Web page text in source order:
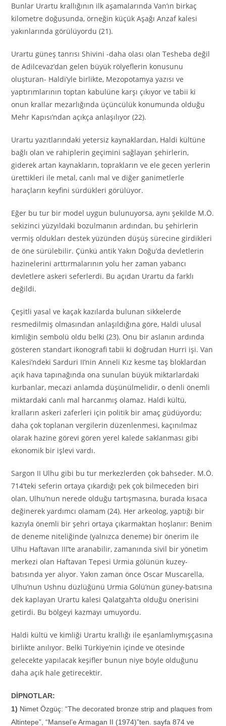
Bunlar Urartu krallığının ilk aşamalarında Van’ın birkaç
kilometre doğusunda, örneğin küçük Aşağı Anzaf kalesi
yakınlarında görülüyordu (21).
Urartu güneş tanrısı Shivini -daha olası olan Tesheba değil
de Adilcevaz’dan gelen büyük rölyeflerin konusunu
oluşturan- Haldi’yle birlikte, Mezopotamya yazısı ve
yaptırımlarının toptan kabulüne karşı çıkıyor ve tabii ki
onun krallar mezarlığında üçüncülük konumunda olduğu
Mehr Kapısı’ndan açıkça anlaşılıyor (22).
Urartu yazıtlarındaki yetersiz kaynaklardan, Haldi kültüne
bağlı olan ve rahiplerin geçimini sağlayan şehirlerin,
giderek artan kaynakların, toprakların ve ele gecen yerlerin
ürettikleri ile metal, canlı mal ve diğer ganimetlerle
haraçların keyfini sürdükleri görülüyor.
Eğer bu tur bir model uygun bulunuyorsa, aynı şekilde M.Ö.
sekizinci yüzyıldaki bozulmanın ardından, bu şehirlerin
vermiş oldukları destek yüzünden düşüş sürecine girdikleri
de öne sürülebilir. Çünkü antik Yakın Doğu’da devletlerin
hazinelerini arttırmalarının yolu her zaman yabancı
devletlere askeri seferlerdi. Bu açıdan Urartu da farklı
değildi.
Çeşitli yasal ve kaçak kazılarda bulunan sikkelerde
resmedilmiş olmasından anlaşıldığına göre, Haldi ulusal
kimliğin sembolü oldu belki (23). Onu bir aslanın ardında
gösteren standart ikonografi tabii ki doğrudan Hurri işi. Van
Kalesi’ndeki Sarduri II’nin Anneli Kız kesme taş bloklardan
açık hava tapınağında ona sunulan büyük miktarlardaki
kurbanlar, mecazi anlamda düşünülmelidir, o denli önemli
miktardaki canlı mal harcanmış olamaz. Haldi kültü,
kralların askeri zaferleri için politik bir amaç güdüyordu;
daha çok toplanan vergilerin düzenlenmesi, kaçınılmaz
olarak hazine görevi gören yerel kalede saklanması gibi
ekonomik bir işlevi vardı.
Sargon II Ulhu gibi bu tur merkezlerden çok bahseder. M.Ö.
714’teki seferin ortaya çıkardığı pek çok bilmeceden biri
olan, Ulhu’nun nerede olduğu tartışmasına, burada kısaca
değinerek yardımcı olamam (24). Her arkeolog, yaptığı bir
kazıyla önemli bir şehri ortaya çıkarmaktan hoşlanır: Benim
de deneme niteliğinde (yalnızca deneme) bir önerim ile
Ulhu Haftavan III’te aranabilir, zamanında sivil bir yönetim
merkezi olan Haftavan Tepesi Urmia gölünün kuzey-
batısında yer alıyor. Yakın zaman önce Oscar Muscarella,
Ulhu’nun Ushnu düzlüğünü Urmia Gölü’nün güney-batısına
dek kaplayan Urartu kalesi Qalatgah’ta olduğu önerisini
getirdi. Bu bölgeyi kazmayı umuyordu.
Haldi kültü ve kimliği Urartu krallığı ile eşanlamlıymışçasına
birlikte anılıyor. Belki Türkiye’nin içinde ve ötesinde
gelecekte yapılacak keşifler bunun niye böyle olduğunu
daha açık hale getirecektir.
DİPNOTLAR:
1) Nimet Özgüç: “The decorated bronze strip and plaques from
Altintepe”, “Mansel’e Armagan II (1974)”ten. sayfa 874 ve